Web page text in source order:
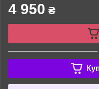
4 950 ₴